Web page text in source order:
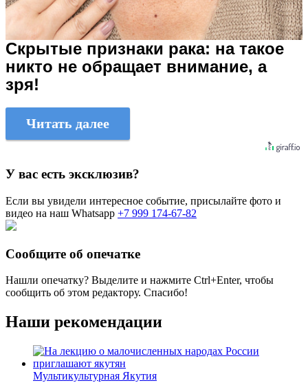
Скрытые признаки рака: на такое
никто не обращает внимание, а
зря!
Читать далее
У вас есть эксклюзив?
Если вы увидели интересное событие, присылайте фото и
видео на наш Whatsapp +7 999 174-67-82
Сообщите об опечатке
Нашли опечатку? Выделите и нажмите Ctrl+Enter, чтобы
сообщить об этом редактору. Спасибо!
Наши рекомендации
Мультикультурная Якутия